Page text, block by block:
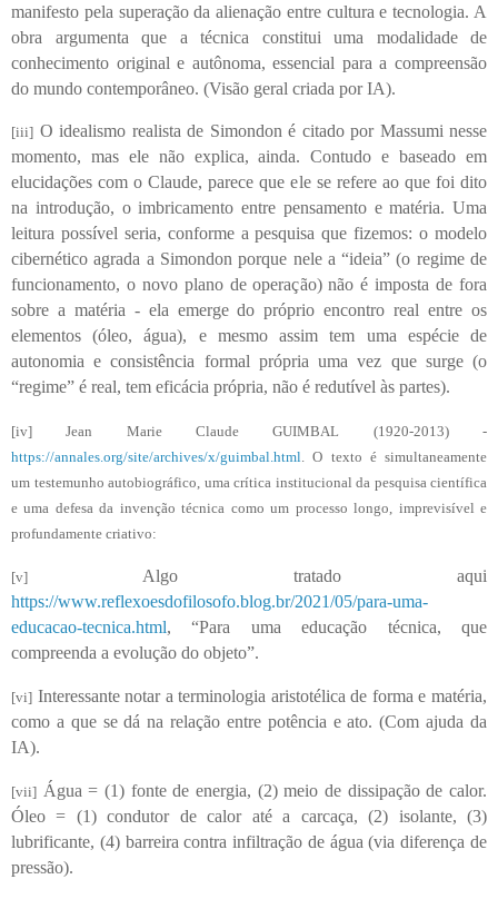
manifesto pela superação da alienação entre cultura e tecnologia. A
obra argumenta que a técnica constitui uma modalidade de
conhecimento original e autônoma, essencial para a compreensão
do mundo contemporâneo. (Visão geral criada por IA).
[iii] O idealismo realista de Simondon é citado por Massumi nesse
momento, mas ele não explica, ainda. Contudo e baseado em
elucidações com o Claude, parece que ele se refere ao que foi dito
na introdução, o imbricamento entre pensamento e matéria. Uma
leitura possível seria, conforme a pesquisa que fizemos: o modelo
cibernético agrada a Simondon porque nele a “ideia” (o regime de
funcionamento, o novo plano de operação) não é imposta de fora
sobre a matéria - ela emerge do próprio encontro real entre os
elementos (óleo, água), e mesmo assim tem uma espécie de
autonomia e consistência formal própria uma vez que surge (o
“regime” é real, tem eficácia própria, não é redutível às partes).
[iv]
Jean Marie Claude GUIMBAL (1920-2013) -
https://annales.org/site/archives/x/guimbal.html.O texto é simultaneamente
um testemunho autobiográfico, uma crítica institucional da pesquisa científica
e uma defesa da invenção técnica como um processo longo, imprevisível e
profundamente criativo:
[v] Algo tratado aqui
https://www.reflexoesdofilosofo.blog.br/2021/05/para-uma-
educacao-tecnica.html, “Para uma educação técnica, que
compreenda a evolução do objeto”.
[vi] Interessante notar a terminologia aristotélica de forma e matéria,
como a que se dá na relação entre potência e ato.(Com ajuda da
IA).
[vii] Água = (1) fonte de energia, (2) meio de dissipação de calor.
Óleo = (1) condutor de calor até a carcaça, (2) isolante, (3)
lubrificante, (4) barreira contra infiltração de água (via diferença de
pressão).